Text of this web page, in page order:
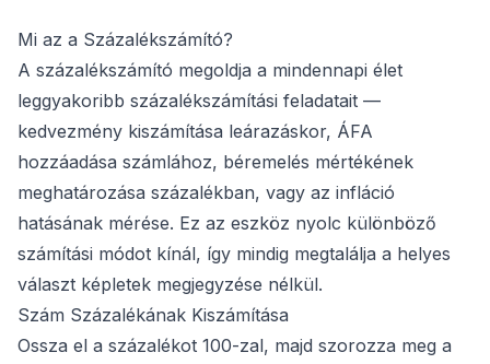
Mi az a Százalékszámító?
A százalékszámító megoldja a mindennapi élet
leggyakoribb százalékszámítási feladatait —
kedvezmény kiszámítása leárazáskor, ÁFA
hozzáadása számlához, béremelés mértékének
meghatározása százalékban, vagy az infláció
hatásának mérése. Ez az eszköz nyolc különböző
számítási módot kínál, így mindig megtalálja a helyes
választ képletek megjegyzése nélkül.
Szám Százalékának Kiszámítása
Ossza el a százalékot 100-zal, majd szorozza meg a